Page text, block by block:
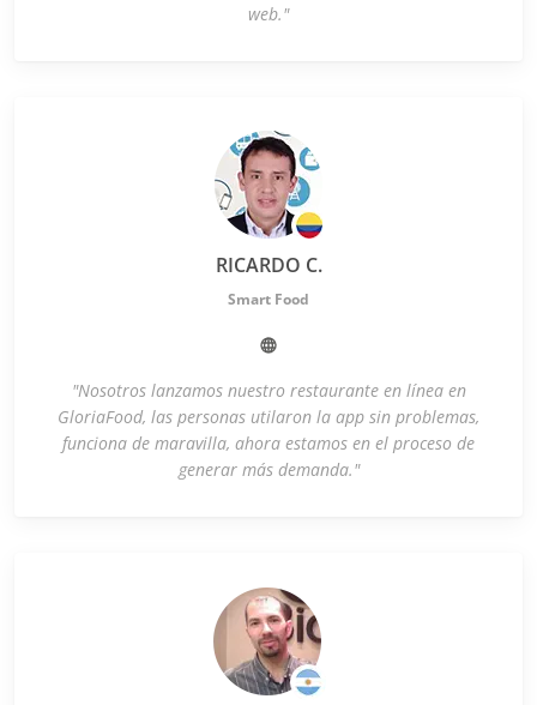
web."
RICARDO C.
Smart Food
"Nosotros lanzamos nuestro restaurante en línea en
GloriaFood, las personas utilaron la app sin problemas,
funciona de maravilla, ahora estamos en el proceso de
generar más demanda."